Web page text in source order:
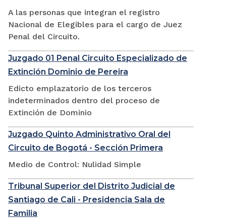
A las personas que integran el registro
Nacional de Elegibles para el cargo de Juez
Penal del Circuito.
Juzgado 01 Penal Circuito Especializado de
Extinción Dominio de Pereira
Edicto emplazatorio de los terceros
indeterminados dentro del proceso de
Extinción de Dominio
Juzgado Quinto Administrativo Oral del
Circuito de Bogotá - Sección Primera
Medio de Control: Nulidad Simple
Tribunal Superior del Distrito Judicial de
Santiago de Cali - Presidencia Sala de
Familia